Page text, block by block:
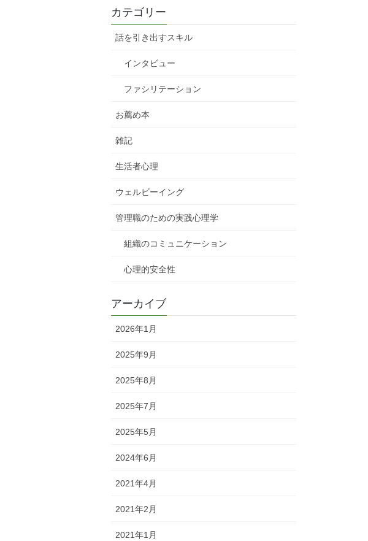
カテゴリー
話を引き出すスキル
インタビュー
ファシリテーション
お薦め本
雑記
生活者心理
ウェルビーイング
管理職のための実践心理学
組織のコミュニケーション
心理的安全性
アーカイブ
2026年1月
2025年9月
2025年8月
2025年7月
2025年5月
2024年6月
2021年4月
2021年2月
2021年1月